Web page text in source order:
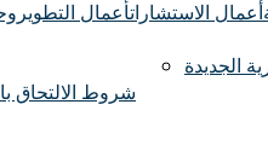
أعمال الاستشاراتأعمال التطوير
شروط الالتحاق
الجديدة